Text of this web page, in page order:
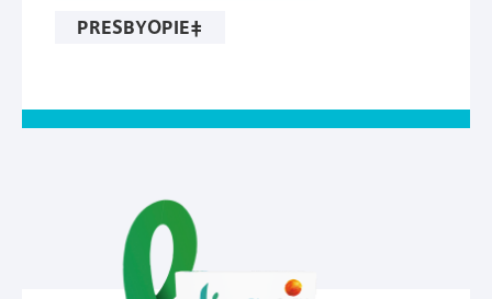
PRESBYOPIE‡